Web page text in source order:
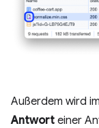
Außerdem wird
Antwort einer